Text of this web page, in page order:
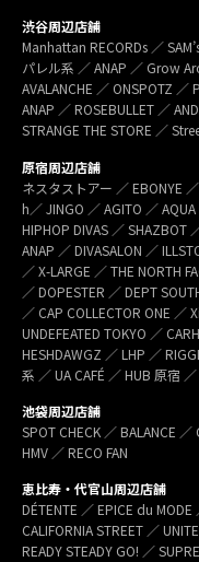
渋谷周辺店舗
Manhattan RECORDs ／
パレル系 ／ ANAP ／ Grow
AVALANCHE ／ ONSPOTZ ／
ANAP ／ ROSEBULLET ／
STRANGE THE STORE ／
原宿周辺店舗
ネスタストアー ／ EBONYE
h／ JINGO ／ AGITO ／
HIPHOP DIVAS ／ SHAZBOT
ANAP ／ DIVASALON ／
／ X-LARGE ／ THE NORTH
／ DOPESTER ／ DEPT
／ CAP COLLECTOR ONE ／
UNDEFEATED TOKYO ／
HESHDAWGZ ／ LHP ／
系 ／ UA CAFÉ ／ HUB 原宿 ／
池袋周辺店舗
SPOT CHECK ／ BALANCE
HMV ／ RECO FAN
恵比寿・代官山周辺店舗
DÉTENTE ／ EPICE du MODE
CALIFORNIA STREET ／
READY STEADY GO! ／